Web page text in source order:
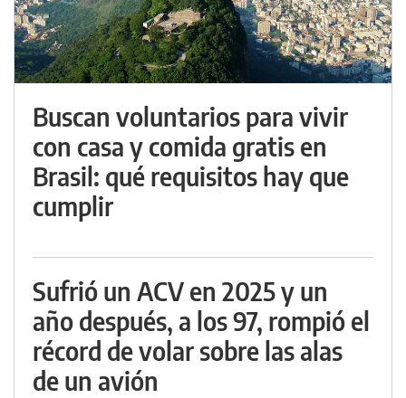
Buscan voluntarios para vivir
con casa y comida gratis en
Brasil: qué requisitos hay que
cumplir
Sufrió un ACV en 2025 y un
año después, a los 97, rompió el
récord de volar sobre las alas
de un avión